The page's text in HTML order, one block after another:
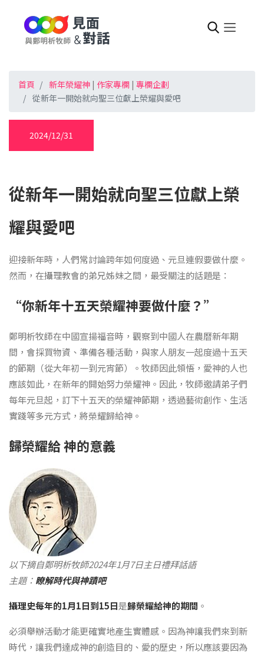
首頁 新年榮耀神 | 作家專欄 | 專欄企劃
從新年一開始就向聖三位獻上榮耀與愛吧
2024/12/31
從新年一開始就向聖三位獻上榮
耀與愛吧
迎接新年時，人們常討論跨年如何度過、元旦連假要做什麼。
然而，在攝理教會的弟兄姊妹之間，最受關注的話題是：
“你新年十五天榮耀神要做什麼？”
鄭明析牧師在中國宣揚福音時，觀察到中國人在農曆新年期
間，會採買物資、準備各種活動，與家人朋友一起度過十五天
的節期（從大年初一到元宵節）。牧師因此領悟，愛神的人也
應該如此，在新年的開始努力榮耀神。因此，牧師邀請弟子們
每年元旦起，訂下十五天的榮耀神節期，透過藝術創作、生活
實踐等多元方式，將榮耀歸給神。
歸榮耀給 神的意義
以下摘自鄭明析牧師2024年1月7日主日禮拜話語
主題： 瞭解時代與神蹟吧
攝理史每年的1月1日到15日是歸榮耀給神的期間 。
必須舉辦活動才能更確實地產生實體感。因為神讓我們來到新
時代，讓我們達成神的創造目的、愛的歷史，所以應該要因為